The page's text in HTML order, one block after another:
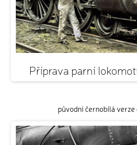
Příprava parní
původní černobílá verze